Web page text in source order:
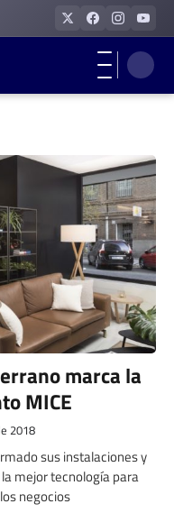
marca la
MICE
2018
sus instalaciones y
mejor tecnología para
negocios